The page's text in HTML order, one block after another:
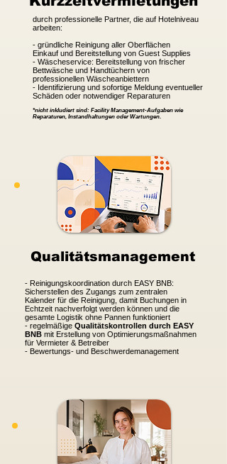
durch professionelle Partner, die auf Hotelniveau
arbeiten:
- gründliche Reinigung aller Oberflächen
Einkauf und Bereitstellung von Guest Supplies
- Wäscheservice: Bereitstellung von frischer
Bettwäsche und Handtüchern von
professionellen Wäscheanbiettern
- Identifizierung und sofortige Meldung eventueller
Schäden oder notwendiger Reparaturen​
*nicht inkludiert sind: Facility Management-Aufgaben wie
Reparaturen, Instandhaltungen oder Wartungen.
Qualitätsmanagement
- Reinigungskoordination durch EASY BNB:
Sicherstellen des Zugangs zum zentralen
Kalender für die Reinigung, damit Buchungen in
Echtzeit nachverfolgt werden können und die
gesamte Logistik ohne Pannen funktioniert
- regelmäßige Qualitätskontrollen durch EASY
BNB mit Erstellung von Optimierungsmaßnahmen
für Vermieter & Betreiber
- Bewertungs- und Beschwerdemanagement​